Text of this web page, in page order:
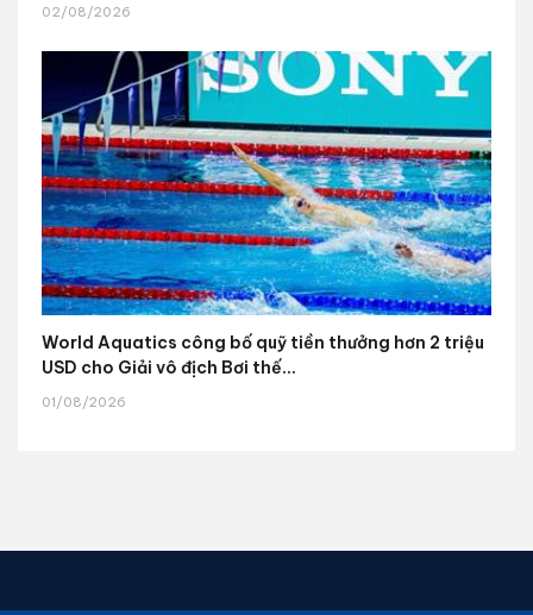
02/08/2026
World Aquatics công bố quỹ tiền thưởng hơn 2 triệu
USD cho Giải vô địch Bơi thế...
01/08/2026